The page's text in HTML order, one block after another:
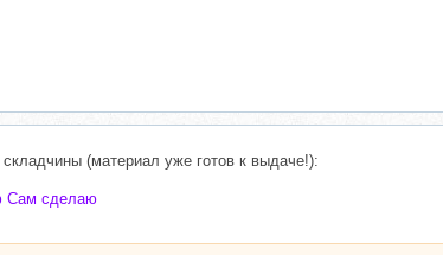
(материал уже готов к выдаче!):
Сам сделаю